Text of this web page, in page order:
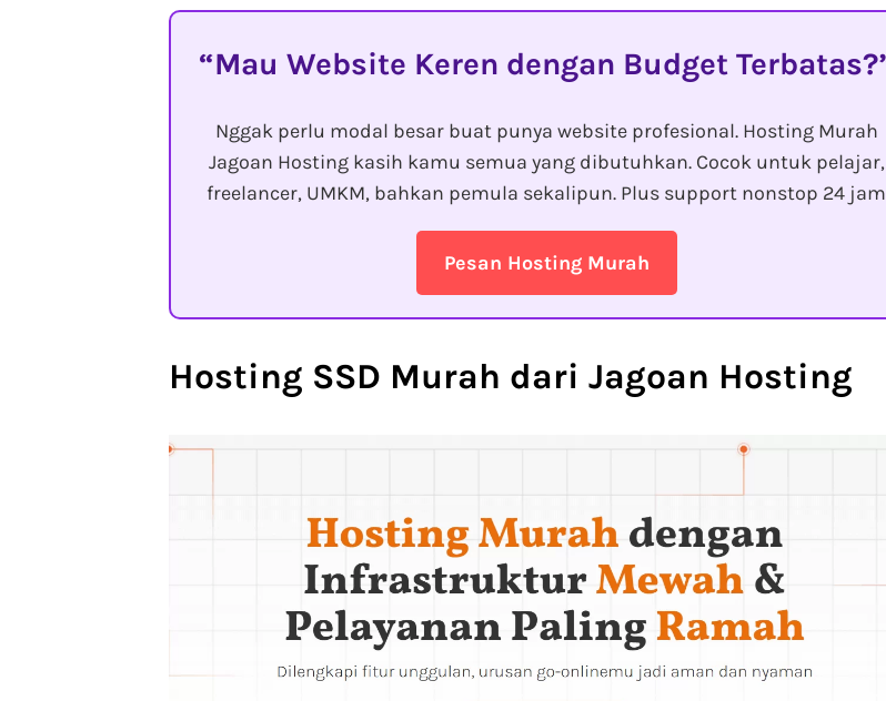
Mau Website Keren dengan Budget Terbatas?
Nggak perlu modal besar buat punya website profesional. Hosting Murah
Jagoan Hosting kasih kamu semua yang dibutuhkan. Cocok untuk pelajar,
freelancer, UMKM, bahkan pemula sekalipun. Plus support nonstop 24 jam
Pesan Hosting Murah
Hosting SSD Murah dari Jagoan Hosting